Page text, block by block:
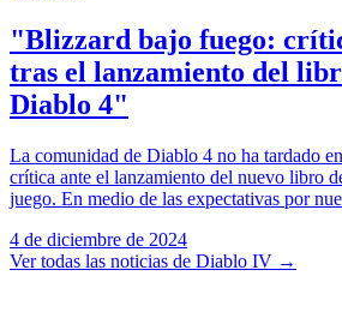
"Blizzard bajo fuego:
tras el lanzamiento del
Diablo 4"
La comunidad de Diablo 4 no ha tardado
crítica ante el lanzamiento del nuevo libro
juego. En medio de las expectativas por
4 de diciembre de 2024
Ver todas las noticias de Diablo IV →